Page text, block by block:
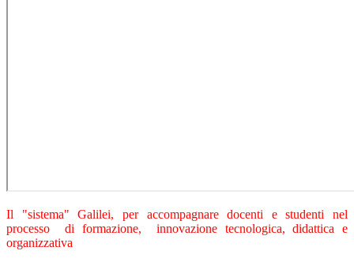
Il "sistema" Galilei, per accompagnare docenti e studenti nel
processo di formazione, innovazione tecnologica, didattica e
organizzativa